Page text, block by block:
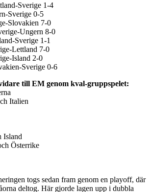
Sverige 1-4
Sverige 0-5
Slovakien 7-0
Ungern 8-0
Sverige 1-1
Lettland 7-0
Island 2-0
Sverige 0-6
till EM genom kval-gruppspelet:
Italien
Island
Österrike
togs sedan fram genom en playoff, där
deltog. Här gjorde lagen upp i dubbla